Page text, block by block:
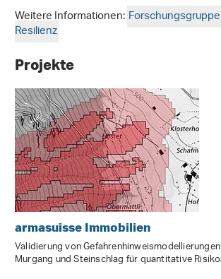
Weitere Informationen:
Resilienz
Projekte
armasuisse Immobilien
Validierung von
Murgang und Steinschlag für quantitative